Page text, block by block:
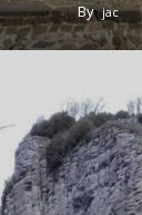
By jac